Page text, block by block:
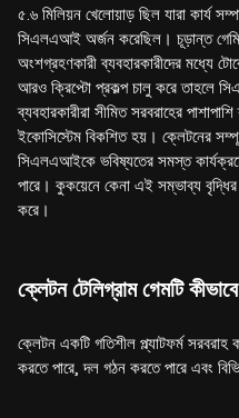
৫.৬ মিলিয়ন খেলোয়াড় ছিল যারা কার্য
সিএলএআই অর্জন করেছিল। চূড়ান্ত
অংশগ্রহণকারী ব্যবহারকারীদের মধ্যে
আরও ক্রিপ্টো প্রকল্প চালু করে তাহলে
ব্যবহারকারীরা সীমিত সরবরাহের
ইকোসিস্টেম বিকশিত হয়। ক্লেটনের
সিএলএআইকে ভবিষ্যতের সমস্ত
পারে। কুকয়েনে কেনা এই সম্ভাব্য
করে।
ক্লেটন টেলিগ্রাম গেমটি
ক্লেটন একটি গতিশীল প্ল্যাটফর্ম সরবরাহ
করতে পারে, দল গঠন করতে পারে এবং